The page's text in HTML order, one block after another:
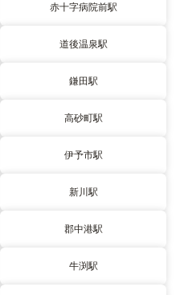
赤十字病院前駅
道後温泉駅
鎌田駅
高砂町駅
伊予市駅
新川駅
郡中港駅
牛渕駅